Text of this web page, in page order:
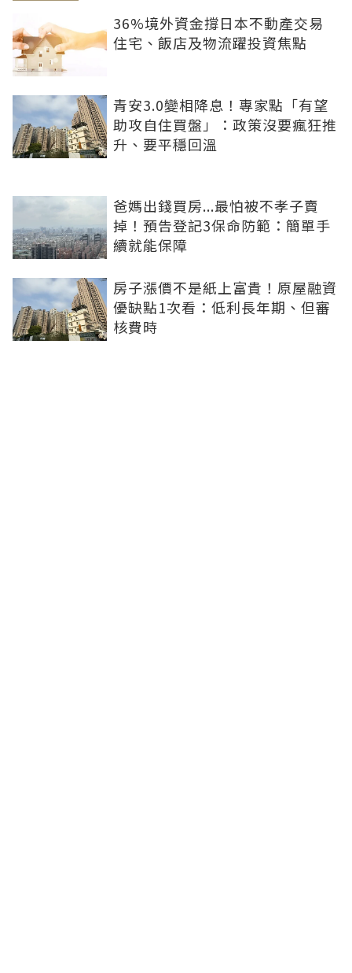
36%境外資金撐日本不動產交易
住宅、飯店及物流躍投資焦點
青安3.0變相降息！專家點「有望
助攻自住買盤」：政策沒要瘋狂推
升、要平穩回溫
爸媽出錢買房...最怕被不孝子賣
掉！預告登記3保命防範：簡單手
續就能保障
房子漲價不是紙上富貴！原屋融資
優缺點1次看：低利長年期、但審
核費時